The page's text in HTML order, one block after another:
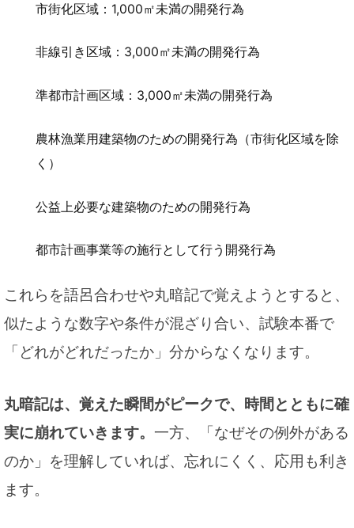
市街化区域：1,000㎡未満の開発行為
非線引き区域：3,000㎡未満の開発行為
準都市計画区域：3,000㎡未満の開発行為
農林漁業用建築物のための開発行為（市街化区域を除
く）
公益上必要な建築物のための開発行為
都市計画事業等の施行として行う開発行為
これらを語呂合わせや丸暗記で覚えようとすると、
似たような数字や条件が混ざり合い、試験本番で
「どれがどれだったか」分からなくなります。
丸暗記は、覚えた瞬間がピークで、時間とともに確
実に崩れていきます。 一方、「なぜその例外がある
のか」を理解していれば、忘れにくく、応用も利き
ます。